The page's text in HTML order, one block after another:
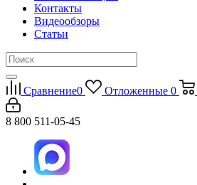
Контакты
Видеообзоры
Статьи
Сравнение0 Отложенные 0
8 800 511-05-45